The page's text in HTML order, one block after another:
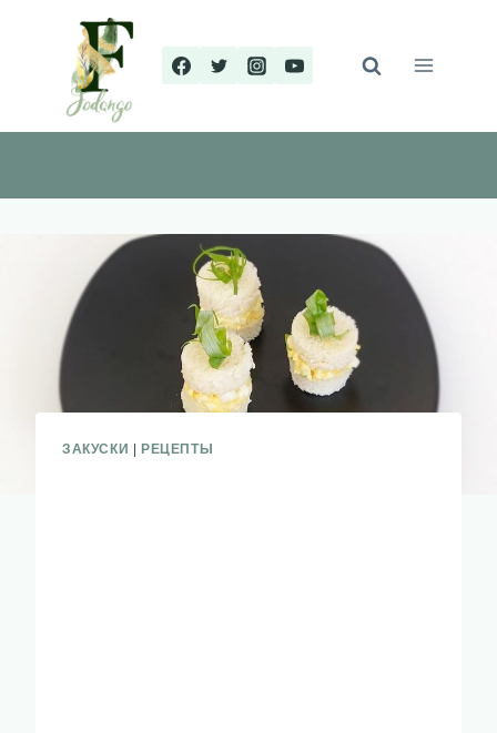
содержимому
ЗАКУСКИ РЕЦЕПТЫ